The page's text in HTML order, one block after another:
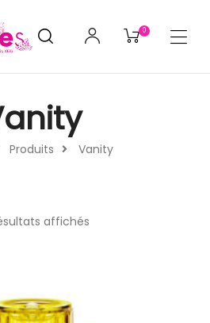
0
Produits Vanity
affichés